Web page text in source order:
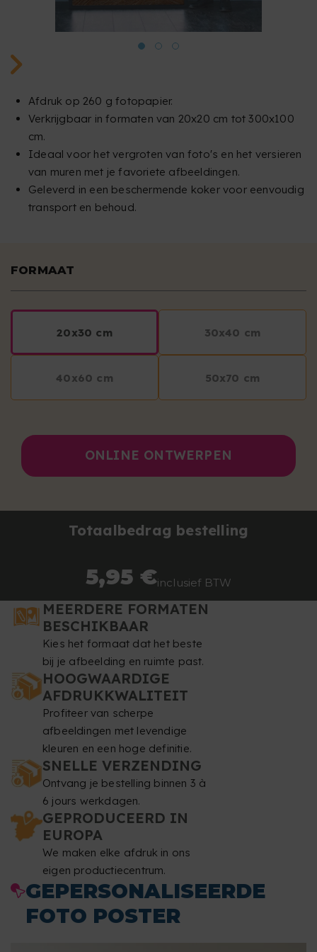
Afdruk op 260 g fotopapier.
Verkrijgbaar in formaten van 20x20 cm tot 300x100
cm.
Ideaal voor het vergroten van foto's en het versieren
van muren met je favoriete afbeeldingen.
Geleverd in een beschermende koker voor eenvoudig
transport en behoud.
FORMAAT
20x30 cm 30x40 cm
40x60 cm 50x70 cm
ONLINE ONTWERPEN
Totaalbedrag bestelling
5,95 €inclusief BTW
MEERDERE FORMATEN
BESCHIKBAAR
Kies het formaat dat het beste
bij je afbeelding en ruimte past.
HOOGWAARDIGE
AFDRUKKWALITEIT
Profiteer van scherpe
afbeeldingen met levendige
kleuren en een hoge definitie.
SNELLE VERZENDING
Ontvang je bestelling binnen 3 à
6 jours werkdagen.
GEPRODUCEERD IN
EUROPA
We maken elke afdruk in ons
eigen productiecentrum.
GEPERSONALISEERDE
FOTO POSTER